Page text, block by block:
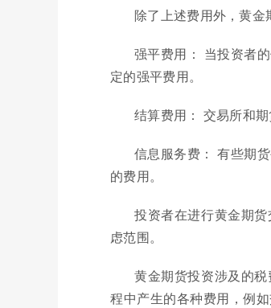
除了上述费用外，黄金
强平费用： 当投资者
定的强平费用。
结算费用： 交易所和
信息服务费： 有些期
的费用。
投资者在进行黄金期
虑范围。
黄金期货投资涉及的
程中产生的各种费用，例